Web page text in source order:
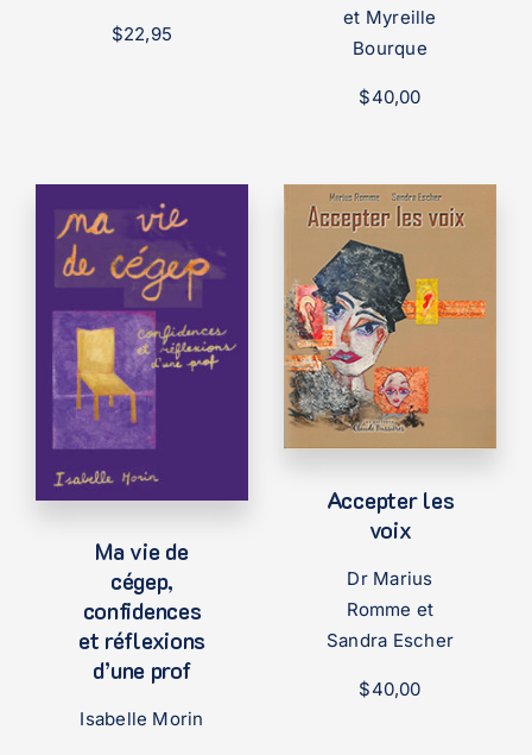
$22,95
et Myreille
Bourque
$40,00
Ma vie de
cégep,
confidences
et réflexions
d’une prof
Isabelle Morin
Accepter les
voix
Dr Marius
Romme et
Sandra Escher
$40,00